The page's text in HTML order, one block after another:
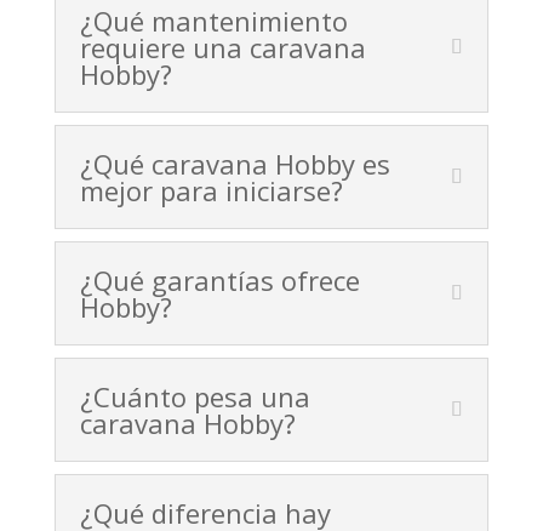
¿Qué mantenimiento
requiere una caravana
Hobby?
¿Qué caravana Hobby es
mejor para iniciarse?
¿Qué garantías ofrece
Hobby?
¿Cuánto pesa una
caravana Hobby?
¿Qué diferencia hay